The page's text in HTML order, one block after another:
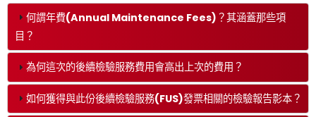
何謂年費(Annual Maintenance Fees)？其涵蓋那些項
目？
為何這次的後續檢驗服務費用會高出上次的費用？
如何獲得與此份後續檢驗服務(FUS)發票相關的檢驗報告影本？